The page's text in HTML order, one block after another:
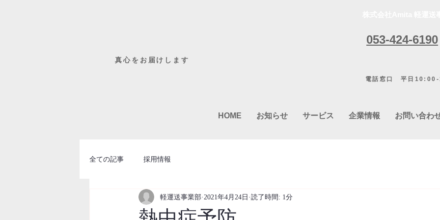
​真心をお届けします
053-424-6190
電話窓口 平日
HOME お知らせ サービス 企業情報 お問い合わ
全ての記事 採用情報
軽運送事業部 2021年4月24日 読了時間: 1分